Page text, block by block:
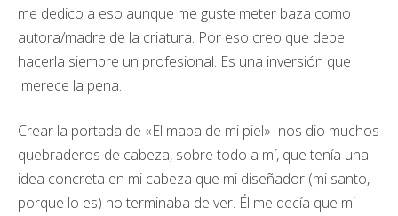
me dedico a eso aunque me guste meter baza como
autora/madre de la criatura. Por eso creo que debe
hacerla siempre un profesional. Es una inversión que
merece la pena.
Crear la portada de «El mapa de mi piel» nos dio muchos
quebraderos de cabeza, sobre todo a mí, que tenía una
idea concreta en mi cabeza que mi diseñador (mi santo,
porque lo es) no terminaba de ver. Él me decía que mi